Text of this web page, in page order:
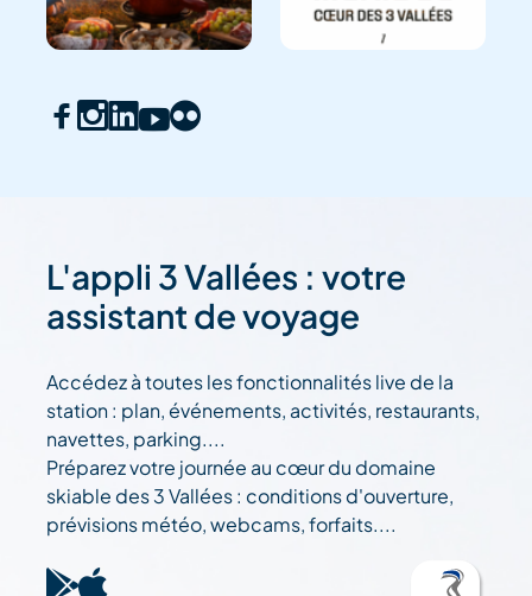
L'appli 3 Vallées : votre
assistant de voyage
Accédez à toutes les fonctionnalités live de la
station : plan, événements, activités, restaurants,
navettes, parking....
Préparez votre journée au cœur du domaine
skiable des 3 Vallées : conditions d'ouverture,
prévisions météo, webcams, forfaits....